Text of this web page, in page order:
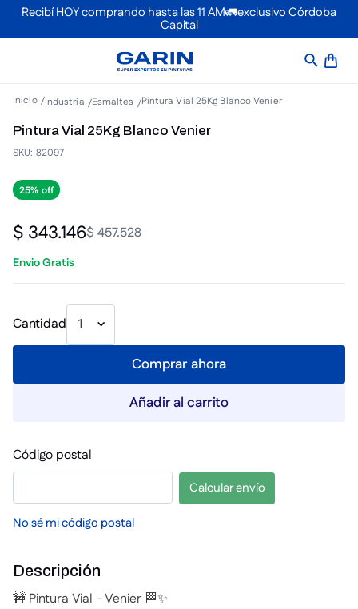
Recibí HOY comprando hasta las 11 AM🚛exclusivo Córdoba
Capital
Industria Esmaltes Pintura Vial 25Kg Blanco Venier
Pintura Vial 25Kg Blanco Venier
SKU: 82097
25%
$457.528
$ 343.146
Envio Gratis
Cantidad 1
Comprar ahora
Añadir al carrito
Código postal
No sé mi código postal
Calcular envío
Descripción
🚧 Pintura Vial - Venier 🏁✨